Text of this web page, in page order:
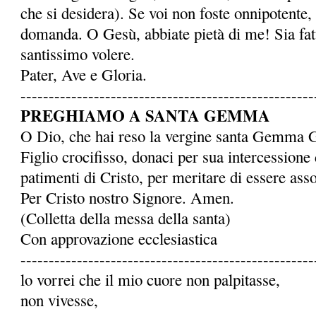
che si desidera). Se voi non foste
domanda. O Gesù, abbiate pietà di me! Sia
santissimo volere.
Pater, Ave e Gloria.
PREGHIAMO A SANTA GEMMA
O Dio, che hai reso la ver­gine santa Gemma
Figlio crocifisso, donaci per sua
patimenti di Cristo, per meritare di essere
Per Cristo nostro Signore. Amen.
(Colletta della messa della santa)
Con approvazione ecclesiastica
lo vorrei che il mio cuore non palpitasse,
non vivesse,